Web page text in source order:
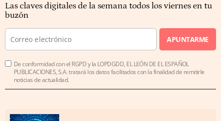
Las claves digitales de la semana todos los viernes en tu
buzón
APUNTARME
De conformidad con el RGPD y la LOPDGDD, EL LEÓN DE EL ESPAÑOL
PUBLICACIONES, S.A. tratará los datos facilitados con la finalidad de remitirle
noticias de actualidad.